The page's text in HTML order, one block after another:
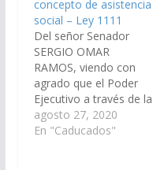
concepto de asistencia
social – Ley 1111
Del señor Senador
SERGIO OMAR
RAMOS, viendo con
agrado que el Poder
Ejecutivo a través de la
Coordinación de
Enlaces y Relaciones
agosto 27, 2020
En "Caducados"